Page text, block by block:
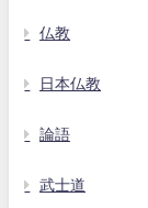
仏教
日本仏教
論語
武士道